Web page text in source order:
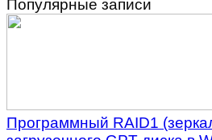
Популярные записи
Программный RAID1